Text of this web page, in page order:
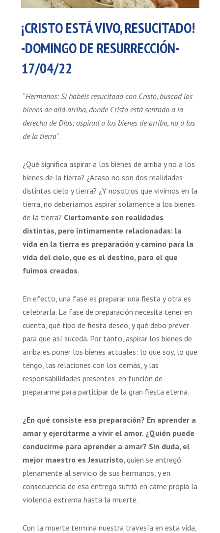
¡CRISTO ESTÁ VIVO, RESUCITADO!
-DOMINGO DE RESURRECCIÓN-
17/04/22
“Hermanos: Si habéis resucitado con Cristo, buscad los
bienes de allá arriba, donde Cristo está sentado a la
derecha de Dios; aspirad a los bienes de arriba, no a los
de la tierra”.
¿Qué significa aspirar a los bienes de arriba y no a los
bienes de la tierra? ¿Acaso no son dos realidades
distintas cielo y tierra? ¿Y nosotros que vivimos en la
tierra, no deberíamos aspirar solamente a los bienes
de la tierra? Ciertamente son realidades
distintas, pero íntimamente relacionadas: la
vida en la tierra es preparación y camino para la
vida del cielo, que es el destino, para el que
fuimos creados.
En efecto, una fase es preparar una fiesta y otra es
celebrarla. La fase de preparación necesita tener en
cuenta, qué tipo de fiesta deseo, y qué debo prever
para que así suceda. Por tanto, aspirar los bienes de
arriba es poner los bienes actuales: lo que soy, lo que
tengo, las relaciones con los demás, y las
responsabilidades presentes, en función de
prepararme para participar de la gran fiesta eterna.
¿En qué consiste esa preparación? En aprender a
amar y ejercitarme a vivir el amor. ¿Quién puede
conducirme para aprender a amar? Sin duda, el
mejor maestro es Jesucristo, quien se entregó
plenamente al servicio de sus hermanos, y en
consecuencia de esa entrega sufrió en carne propia la
violencia extrema hasta la muerte.
Con la muerte termina nuestra travesía en esta vida,